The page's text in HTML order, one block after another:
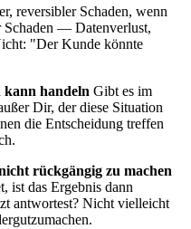
reversibler Schaden, wenn
Schaden — Datenverlust,
"Der Kunde könnte
kann handeln Gibt es im
Dir, der diese Situation
die Entscheidung treffen
rückgängig zu machen
ist das Ergebnis dann
antwortest? Nicht vielleicht